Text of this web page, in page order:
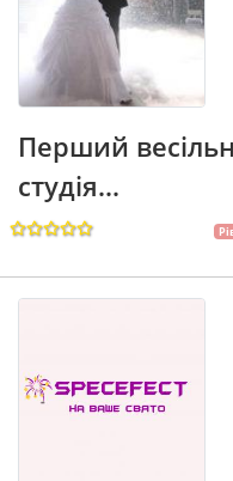
Перший
студія...